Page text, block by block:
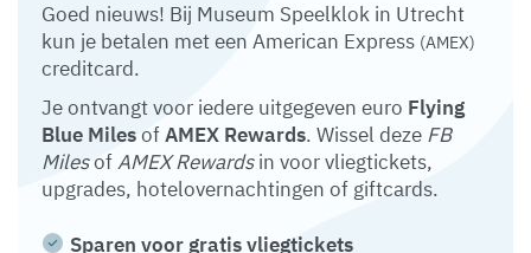
Goed nieuws! Bij Museum Speelklok in Utrecht
kun je betalen met een American Express (AMEX)
creditcard.
Je ontvangt voor iedere uitgegeven euro Flying
Blue MilesofAMEX Rewards. Wissel deze FB
MilesofAMEX Rewardsin voor vliegtickets,
upgrades, hotelovernachtingen of giftcards.
Sparen voor gratis vliegtickets